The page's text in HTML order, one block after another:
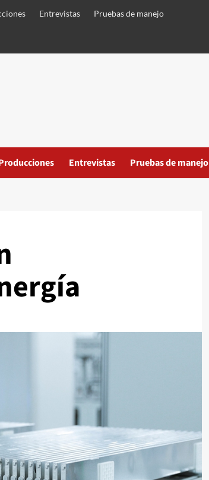
Entrevistas Pruebas de manejo
Entrevistas Pruebas de manejo